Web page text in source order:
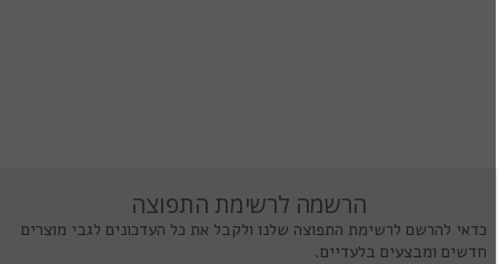
הרשמה לרשימת התפוצה
כדאי להרשם לרשימת התפוצה שלנו ולקבל את כל העדכונים לגבי מוצרים
חדשים ומבצעים בלעדיים.